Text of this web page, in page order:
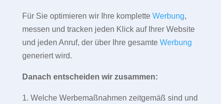
Für Sie optimieren wir Ihre komplette Werbung,
messen und tracken jeden Klick auf Ihrer Website
und jeden Anruf, der über Ihre gesamte Werbung
generiert wird.
Danach entscheiden wir zusammen:
1. Welche Werbemaßnahmen zeitgemäß sind und